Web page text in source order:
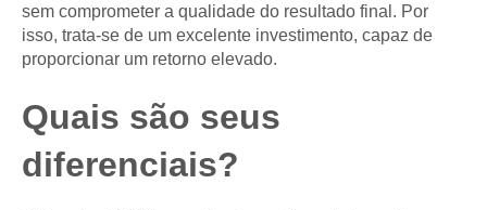
sem comprometer a qualidade do resultado final. Por
isso, trata-se de um excelente investimento, capaz de
proporcionar um retorno elevado.
Quais são seus
diferenciais?